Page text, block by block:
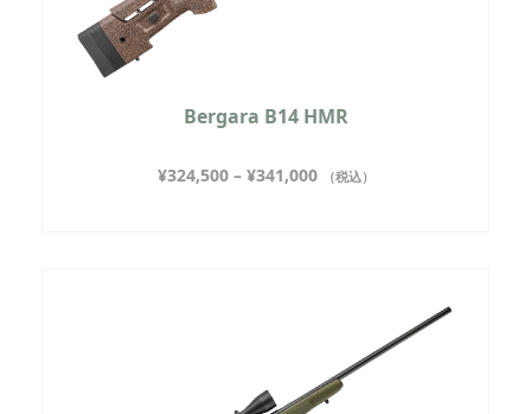
Bergara B14 HMR
¥324,500 – ¥341,000 （税込）